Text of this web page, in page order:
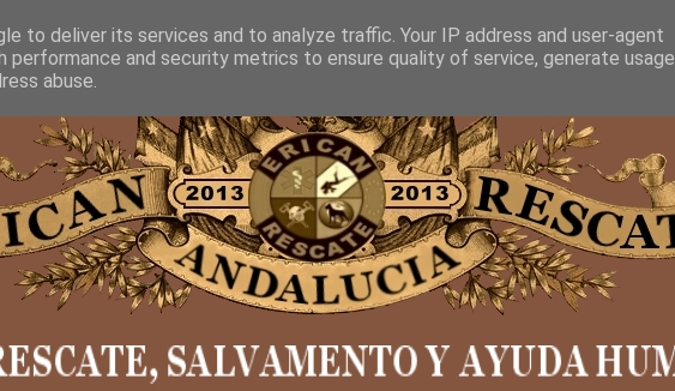
to deliver its services and to analyze traffic. Your IP address and user-agent
performance and security metrics to ensure quality of service, generate usage
abuse.